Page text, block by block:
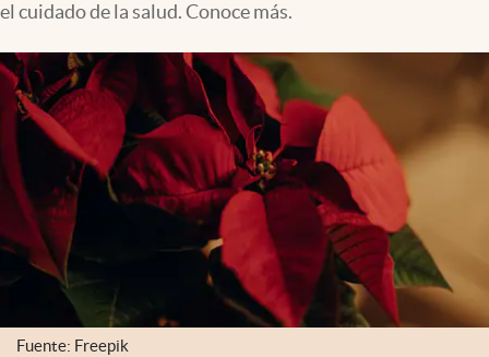
Mediakit
abre en nueva pestaña
el cuidado de la salud. Conoce más.
Fuente: Freepik